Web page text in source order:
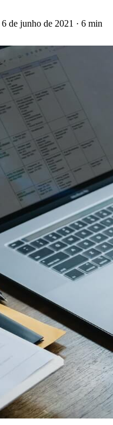
6 de junho de 2021 · 6 min